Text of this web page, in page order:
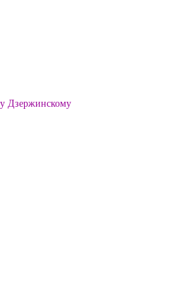
Дзержинскому